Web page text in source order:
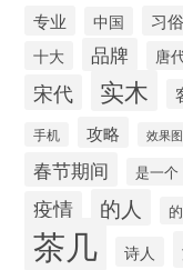
专业 中国 习俗
十大 品牌 唐
宋代 实木
手机 攻略 效果图
春节期间 是一个
疫情 的人
茶几 诗人